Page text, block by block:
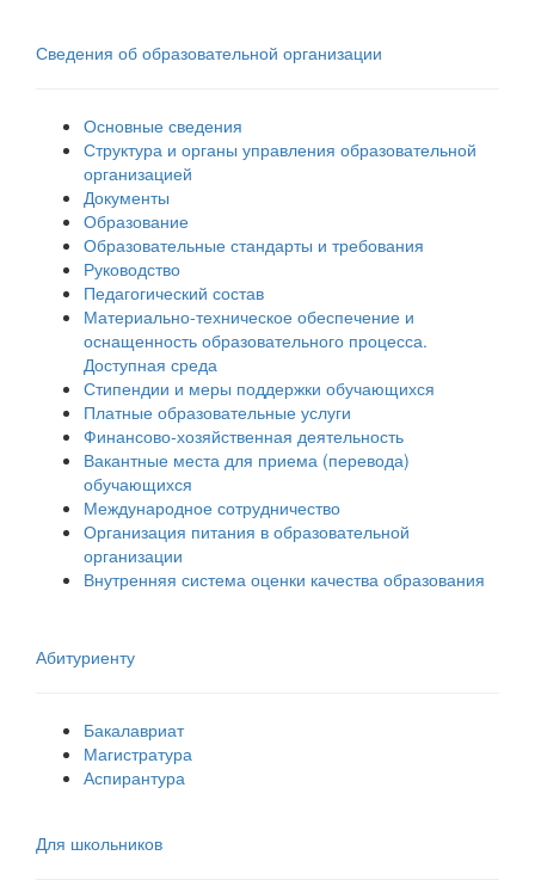
Сведения об образовательной организации
Основные сведения
Структура и органы управления образовательной
организацией
Документы
Образование
Образовательные стандарты и требования
Руководство
Педагогический состав
Материально-техническое обеспечение и
оснащенность образовательного процесса.
Доступная среда
Стипендии и меры поддержки обучающихся
Платные образовательные услуги
Финансово-хозяйственная деятельность
Вакантные места для приема (перевода)
обучающихся
Международное сотрудничество
Организация питания в образовательной
организации
Внутренняя система оценки качества образования
Абитуриенту
Бакалавриат
Магистратура
Аспирантура
Для школьников